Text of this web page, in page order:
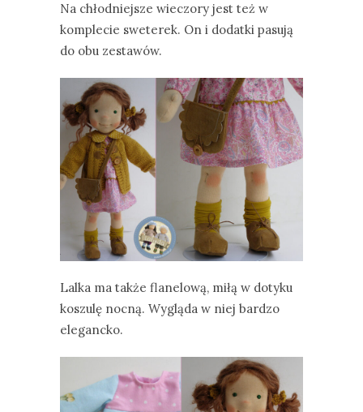
Na chłodniejsze wieczory jest też w
komplecie sweterek. On i dodatki pasują
do obu zestawów.
Lalka ma także flanelową, miłą w dotyku
koszulę nocną. Wygląda w niej bardzo
elegancko.